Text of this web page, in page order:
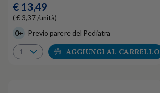
€ 13,49
( € 3,37 /unità)
0+ Previo parere del Pediatra
AGGIUNGI AL CARRELLO